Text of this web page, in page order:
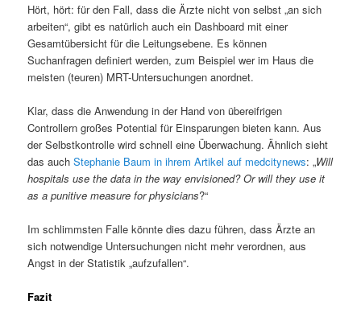
Hört, hört: für den Fall, dass die Ärzte nicht von selbst „an sich
arbeiten“, gibt es natürlich auch ein Dashboard mit einer
Gesamtübersicht für die Leitungsebene. Es können
Suchanfragen definiert werden, zum Beispiel wer im Haus die
meisten (teuren) MRT-Untersuchungen anordnet.
Klar, dass die Anwendung in der Hand von übereifrigen
Controllern großes Potential für Einsparungen bieten kann. Aus
der Selbstkontrolle wird schnell eine Überwachung. Ähnlich sieht
das auchStephanie Baum in ihrem Artikel auf medcitynews: „Will
hospitals use the data in the way envisioned? Or will they use it
as a punitive measure for physicians?“
Im schlimmsten Falle könnte dies dazu führen, dass Ärzte an
sich notwendige Untersuchungen nicht mehr verordnen, aus
Angst in der Statistik „aufzufallen“.
Fazit